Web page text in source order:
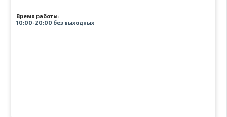
Время работы:
10:00-20:00 без выходных